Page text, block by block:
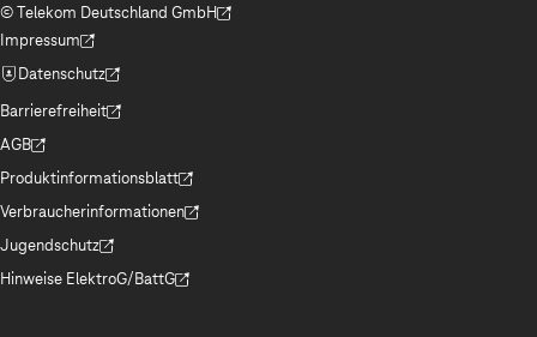
© Telekom Deutschland GmbH
(Der Link wird in einem neuen Tab geöffnet)
Impressum
(Der Link wird in einem neuen Tab geöffnet)
Datenschutz
(Der Link wird in einem neuen Tab geöffnet)
Barrierefreiheit
(Der Link wird in einem neuen Tab geöffnet)
AGB
(Der Link wird in einem neuen Tab geöffnet)
Produktinformationsblatt
(Der Link wird in einem neuen Tab geöffnet)
Verbraucherinformationen
(Der Link wird in einem neuen Tab geöffnet)
Jugendschutz
(Der Link wird in einem neuen Tab geöffnet)
Hinweise ElektroG/BattG
(Der Link wird in einem neuen Tab geöffnet)